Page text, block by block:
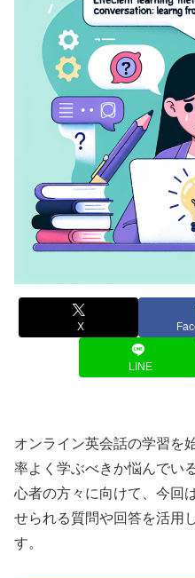
X
LINE
オンライン英会話の学習を
率よく学ぶべきか悩んでい
心者の方々に向けて、今回
せられる質問や回答を活用
す。